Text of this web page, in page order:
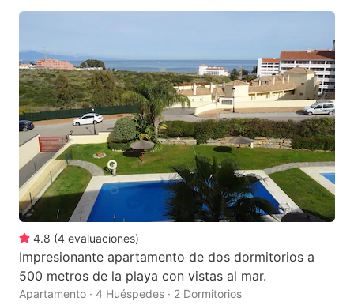
4.8 (4 evaluaciones)
Impresionante apartamento de dos dormitorios a
500 metros de la playa con vistas al mar.
Apartamento · 4 Huéspedes · 2 Dormitorios